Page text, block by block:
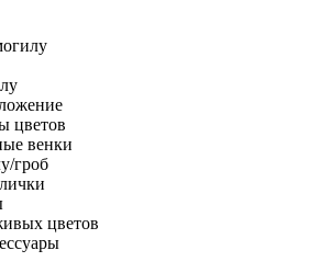
цветов
венки
гроб
цветов